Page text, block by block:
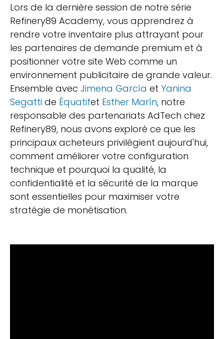
Lors de la dernière session de notre série
Refinery89 Academy, vous apprendrez à
rendre votre inventaire plus attrayant pour
les partenaires de demande premium et à
positionner votre site Web comme un
environnement publicitaire de grande valeur.
Ensemble avec Jimena García et Yanina
Segatti de Équatifet Esther Marín, notre
responsable des partenariats AdTech chez
Refinery89, nous avons exploré ce que les
principaux acheteurs privilégient aujourd'hui,
comment améliorer votre configuration
technique et pourquoi la qualité, la
confidentialité et la sécurité de la marque
sont essentielles pour maximiser votre
stratégie de monétisation.